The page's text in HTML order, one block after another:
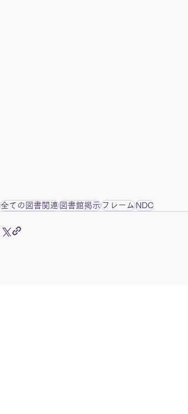
全ての図書関連図書館掲示フレームNDC